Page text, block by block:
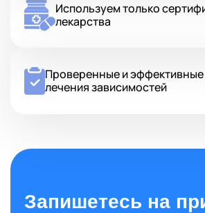
Используем только
лекарства
Проверенные и
лечения зависимостей
Запишетесь на